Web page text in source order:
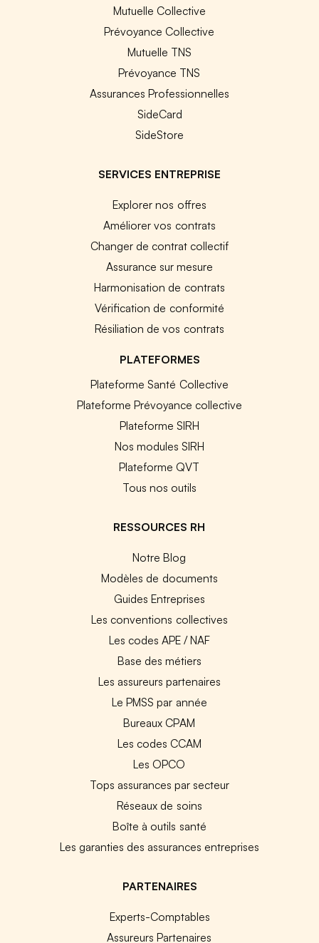
Mutuelle Collective
Prévoyance Collective
Mutuelle TNS
Prévoyance TNS
Assurances Professionnelles
SideCard
SideStore
SERVICES ENTREPRISE
Explorer nos offres
Améliorer vos contrats
Changer de contrat collectif
Assurance sur mesure
Harmonisation de contrats
Vérification de conformité
Résiliation de vos contrats
PLATEFORMES
Plateforme Santé Collective
Plateforme Prévoyance collective
Plateforme SIRH
Nos modules SIRH
Plateforme QVT
Tous nos outils
RESSOURCES RH
Notre Blog
Modèles de documents
Guides Entreprises
Les conventions collectives
Les codes APE / NAF
Base des métiers
Les assureurs partenaires
Le PMSS par année
Bureaux CPAM
Les codes CCAM
Les OPCO
Tops assurances par secteur
Réseaux de soins
Boîte à outils santé
Les garanties des assurances entreprises
PARTENAIRES
Experts-Comptables
Assureurs Partenaires